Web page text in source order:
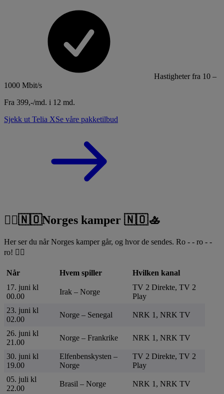
Hastigheter fra 10 –
1000 Mbit/s
Fra 399,-/md. i 12 md.
Sjekk ut Telia XSe våre pakketilbud
🚣‍♀️🇳🇴Norges kamper 🇳🇴🚣
Her ser du når Norges kamper går, og hvor de sendes. Ro - - ro - -
ro! 🚣‍♀️
Når Hvem spiller
Hvilken kanal
17. juni kl
00.00
Irak – Norge
TV 2 Direkte, TV 2
Play
23. juni kl
02.00
Norge – Senegal NRK 1, NRK TV
26. juni kl
21.00
Norge – Frankrike NRK 1, NRK TV
30. juni kl
19.00
Elfenbenskysten –
Norge
TV 2 Direkte, TV 2
Play
05. juli kl
22.00
Brasil – Norge NRK 1, NRK TV